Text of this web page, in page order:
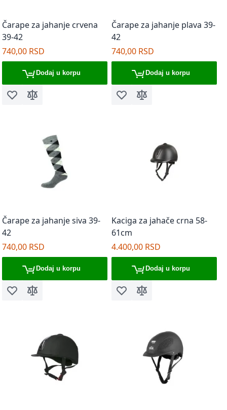
Čarape za jahanje crvena
39-42
740,00 RSD
Dodaj u korpu
Dodaj u listu želja
Dodaj za poređenje
Čarape za jahanje plava 39-
42
740,00 RSD
Dodaj u korpu
Dodaj u listu želja
Dodaj za poređenje
Čarape za jahanje siva 39-
42
740,00 RSD
Dodaj u korpu
Dodaj u listu želja
Dodaj za poređenje
Kaciga za jahače crna 58-
61cm
4.400,00 RSD
Dodaj u korpu
Dodaj u listu želja
Dodaj za poređenje